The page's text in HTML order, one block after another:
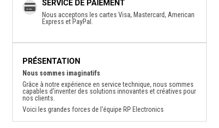
SERVICE DE PAIEMENT
Nous acceptons les cartes Visa, Mastercard, American
Express et PayPal.
PRÉSENTATION
Nous sommes imaginatifs
Grâce à notre expérience en service technique, nous sommes
capables d'inventer des solutions innovantes et créatives pour
nos clients.
Voici les grandes forces de l'équipe RP Electronics